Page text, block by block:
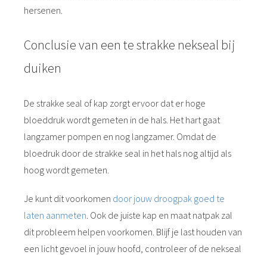
hersenen.
Conclusie van een te strakke nekseal bij
duiken
De strakke seal of kap zorgt ervoor dat er hoge
bloeddruk wordt gemeten in de hals. Het hart gaat
langzamer pompen en nog langzamer. Omdat de
bloedruk door de strakke seal in het hals nog altijd als
hoog wordt gemeten.
Je kunt dit voorkomen door jouw droogpak goed te
laten aanmeten . Ook de juiste kap en maat natpak zal
dit probleem helpen voorkomen. Blijf je last houden van
een licht gevoel in jouw hoofd, controleer of de nekseal